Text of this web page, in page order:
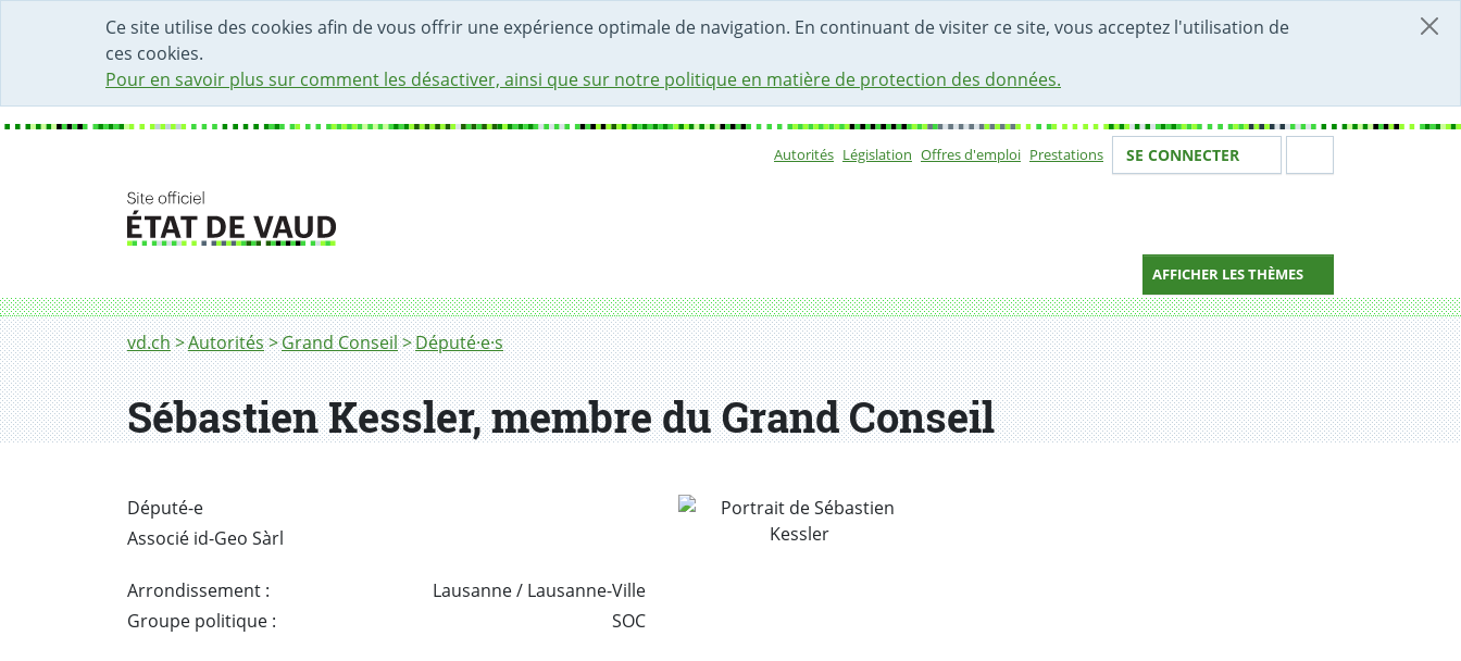
Ce site utilise des cookies afin de vous offrir une expérience optimale de navigation. En continuant de visiter ce site, vous acceptez l'utilisation de
ces cookies.
Pour en savoir plus sur comment les désactiver, ainsi que sur notre politique en matière de protection des données.
DÉBUT DU CONTENU DE LA PAGE
ACCÈS AU CHAMP DE RECHERCHE
PAGE D'ACCUEIL
FORMULAIRE DE CONTACT
Autorités Législation Offres d'emploi Prestations Votre identité
SE CONNECTER
AFFICHER LES THÈMES
Fil d'Ariane
vd.ch Autorités Grand Conseil Député·e·s
Sébastien Kessler, membre du Grand Conseil
Député-e
Associé id-Geo Sàrl
Arrondissement :
Lausanne / Lausanne-Ville
Groupe politique :
SOC